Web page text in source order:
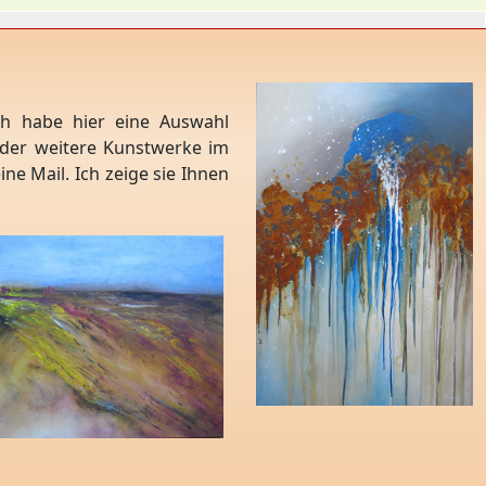
habe hier eine Auswahl
weitere Kunstwerke im
Mail. Ich zeige sie Ihnen